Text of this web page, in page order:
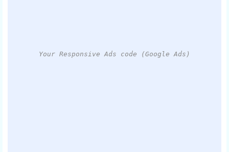
Your Responsive Ads code (Google Ads)